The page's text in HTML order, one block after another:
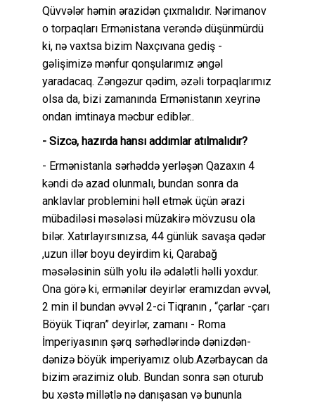
Qüvvələr həmin ərazidən çıxmalıdır. Nərimanov
o torpaqları Ermənistana verəndə düşünmürdü
ki, nə vaxtsa bizim Naxçıvana gediş -
gəlişimizə mənfur qonşularımız əngəl
yaradacaq. Zəngəzur qədim, əzəli torpaqlarımız
olsa da, bizi zamanında Ermənistanın xeyrinə
ondan imtinaya məcbur ediblər..
- Sizcə, hazırda hansı addımlar atılmalıdır?
- Ermənistanla sərhəddə yerləşən Qazaxın 4
kəndi də azad olunmalı, bundan sonra da
anklavlar problemini həll etmək üçün ərazi
mübadiləsi məsələsi müzakirə mövzusu ola
bilər. Xatırlayırsınızsa, 44 günlük savaşa qədər
,uzun illər boyu deyirdim ki, Qarabağ
məsələsinin sülh yolu ilə ədalətli həlli yoxdur.
Ona görə ki, ermənilər deyirlər eramızdan əvvəl,
2 min il bundan əvvəl 2-ci Tiqranın , “çarlar -çarı
Böyük Tiqran” deyirlər, zamanı - Roma
İmperiyasının şərq sərhədlərində dənizdən-
dənizə böyük imperiyamız olub.Azərbaycan da
bizim ərazimiz olub. Bundan sonra sən oturub
bu xəstə millətlə nə danışasan və bununla